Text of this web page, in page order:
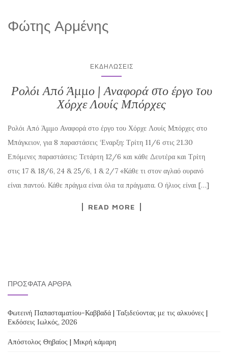
Φώτης Αρμένης
ΕΚΔΗΛΏΣΕΙΣ
Ρολόι Από Άμμο | Αναφορά στο έργο του
Χόρχε Λουίς Μπόρχες
Ρολόι Από Άμμο Αναφορά στο έργο του Χόρχε Λουίς Μπόρχες στο
Μπάγκειον, για 8 παραστάσεις ‘Εναρξη: Τρίτη 11/6 στις 21.30
Επόμενες παραστάσεις: Τετάρτη 12/6 και κάθε Δευτέρα και Τρίτη
στις 17 & 18/6, 24 & 25/6, 1 & 2/7 «Κάθε τι στον αγλαό ουρανό
είναι παντού. Κάθε πράγμα είναι όλα τα πράγματα. Ο ήλιος είναι […]
READ MORE
ΠΡΌΣΦΑΤΑ ΆΡΘΡΑ
Φωτεινή Παπασταματίου-Καββαδά | Ταξιδεύοντας με τις αλκυόνες |
Εκδόσεις Ιωλκός, 2026
Απόστολος Θηβαίος | Μικρή κάμαρη